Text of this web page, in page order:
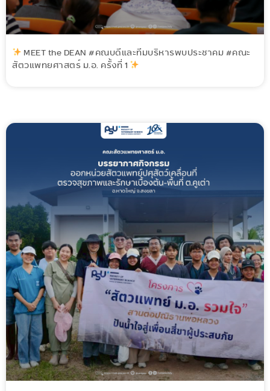
MEET the DEAN #คณบดีและทีมบริหารพบประชาคม #คณะ
สัตวแพทยศาสตร์ ม.อ. ครั้งที่ 1